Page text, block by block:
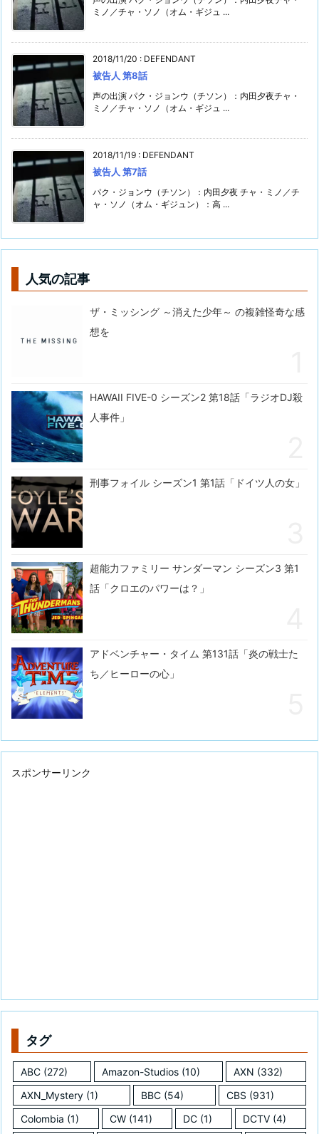
ミノ／チャ・ソノ（オム・ギジュ ...
2018/11/20 : DEFENDANT
被告人 第8話
声の出演 パク・ジョンウ（チソン）：内田夕夜チャ・
ミノ／チャ・ソノ（オム・ギジュ ...
2018/11/19 : DEFENDANT
被告人 第7話
パク・ジョンウ（チソン）：内田夕夜 チャ・ミノ／チ
ャ・ソノ（オム・ギジュン）：高 ...
人気の記事
ザ・ミッシング ～消えた少年～ の複雑怪奇な感
想を
HAWAII FIVE-0 シーズン2 第18話「ラジオDJ殺
人事件」
刑事フォイル シーズン1 第1話「ドイツ人の女」
超能力ファミリー サンダーマン シーズン3 第1
話「クロエのパワーは？」
アドベンチャー・タイム 第131話「炎の戦士た
ち／ヒーローの心」
スポンサーリンク
タグ
ABC (272) Amazon-Studios(10) AXN (332)
AXN_Mystery (1) BBC (54) CBS (931)
Colombia (1) CW (141) DC (1) DCTV (4)